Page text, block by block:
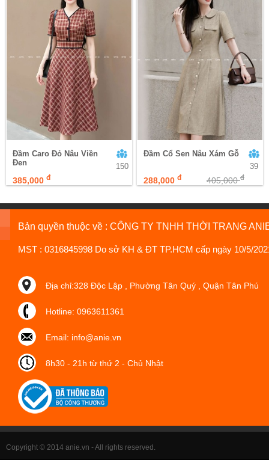
Đầm Caro Đỏ Nâu Viền
Đen
385,000đ
150
Đầm Cổ Sen Nâu Xám Gỗ
288,000đ 405,000đ
39
Bản quyền thuộc về : CÔNG TY TNHH THỜI TRANG
MST : 0316845998 Do sở KH & ĐT TP.HCM cấp ngày 10/5/
Địa chỉ:328 Độc Lập , Phường Tân Quý , Quận Tân Phú
Hotline: 0963611361
Email: info@anie.vn
8h30 - 21h từ thứ 2 - Chủ Nhật
Copyright © 2014 anie.vn - All rights reserved.